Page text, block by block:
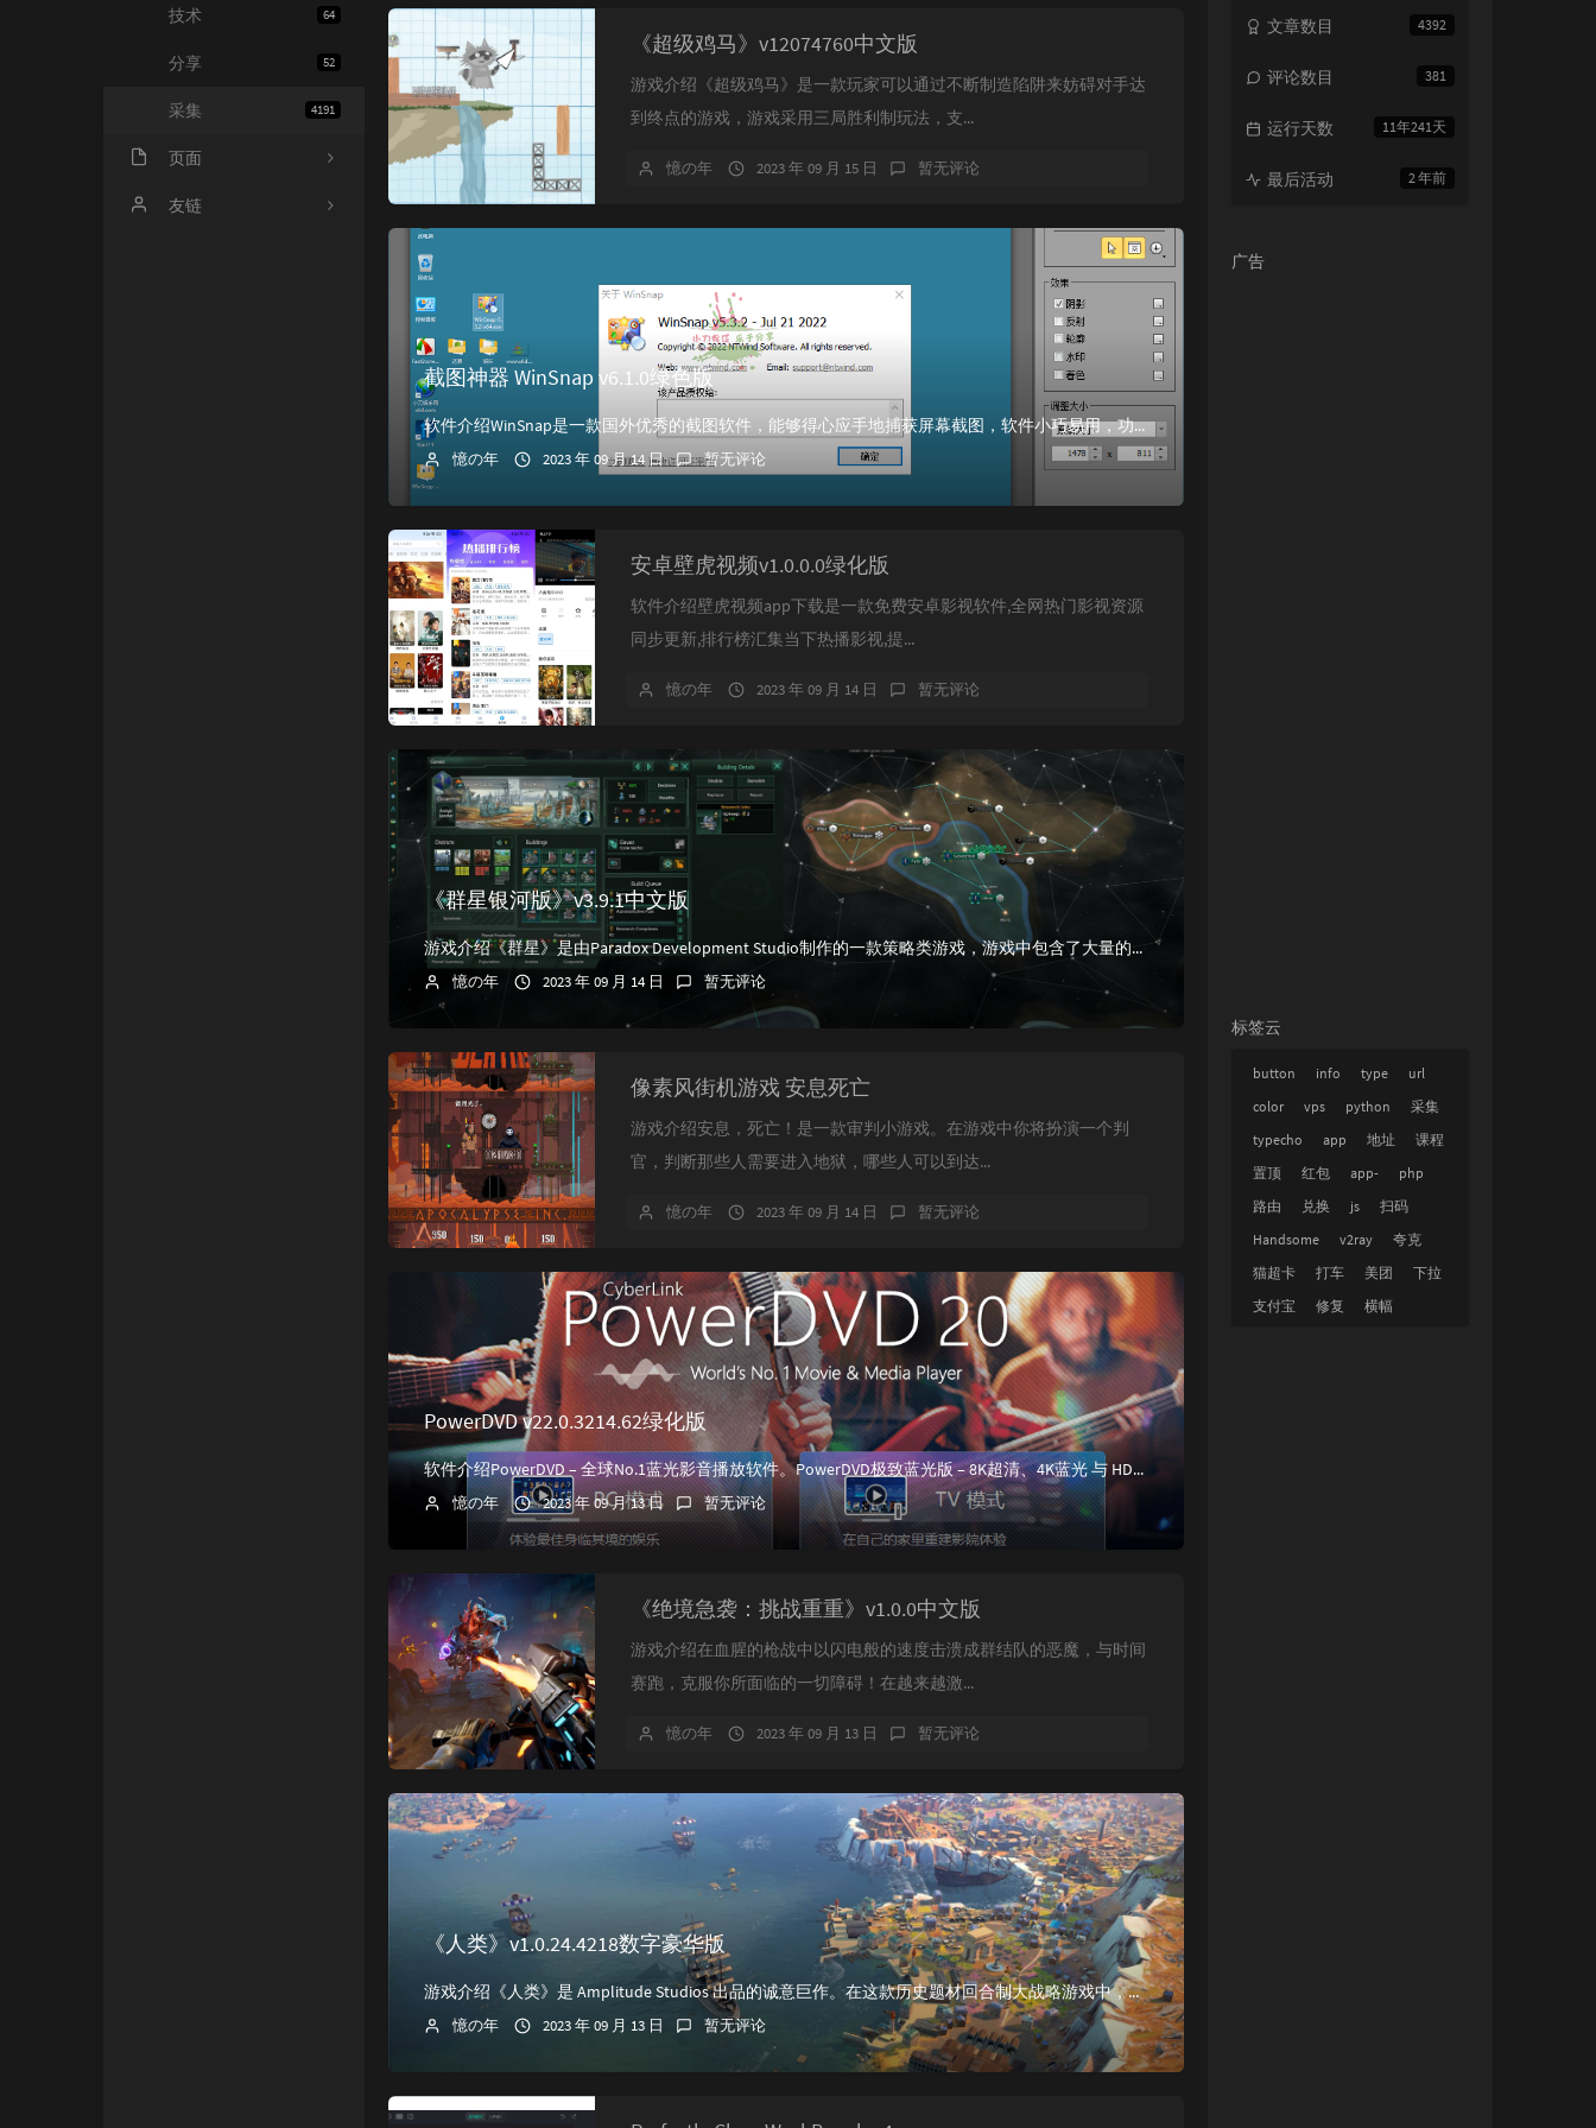
64
技术
52
分享
4191
采集
页面
会员中心
友链
《超级鸡马》v12074760中文版
游戏介绍《超级鸡马》是一款玩家可以通过不断制造陷阱来妨碍对手达
到终点的游戏，游戏采用三局胜利制玩法，支...
憶の年 2023 年 09 月 15 日 暂无评论
截图神器 WinSnap v6.1.0绿色版
软件介绍WinSnap是一款国外优秀的截图软件，能够得心应手地捕获屏幕截图，软件小巧易用，功能一点不弱。WinSnap提供了多种截图方式，包括全屏、应用...
憶の年 2023 年 09 月 14 日 暂无评论
安卓壁虎视频v1.0.0.0绿化版
软件介绍壁虎视频app下载是一款免费安卓影视软件,全网热门影视资源
同步更新,排行榜汇集当下热播影视,提...
憶の年 2023 年 09 月 14 日 暂无评论
《群星银河版》v3.9.1中文版
游戏介绍《群星》是由Paradox Development Studio制作的一款策略类游戏，游戏中包含了大量的外星种族和紧凑的游戏剧情，本作是以《钢铁...
憶の年 2023 年 09 月 14 日 暂无评论
像素风街机游戏 安息死亡
游戏介绍安息，死亡！是一款审判小游戏。在游戏中你将扮演一个判
官，判断那些人需要进入地狱，哪些人可以到达...
憶の年 2023 年 09 月 14 日 暂无评论
PowerDVD v22.0.3214.62绿化版
软件介绍PowerDVD – 全球No.1蓝光影音播放软件。PowerDVD极致蓝光版 – 8K超清、4K蓝光 与 HDR影像及VR 360 影片播放软...
憶の年 2023 年 09 月 13 日 暂无评论
《绝境急袭：挑战重重》v1.0.0中文版
游戏介绍在血腥的枪战中以闪电般的速度击溃成群结队的恶魔，与时间
赛跑，克服你所面临的一切障碍！在越来越激...
憶の年 2023 年 09 月 13 日 暂无评论
《人类》v1.0.24.4218数字豪华版
游戏介绍《人类》是 Amplitude Studios 出品的诚意巨作。在这款历史题材回合制大战略游戏中，你将重新谱写全人类的发展叙事，融合各种文化、历...
憶の年 2023 年 09 月 13 日 暂无评论
4392
文章数目
381
评论数目
11年241天
运行天数
2 年前
最后活动
广告
标签云
button info type
url
color
vps python
采集
typecho
app 地址
课程
置顶
红包 app-
php
路由
兑换 js
扫码
Handsome
v2ray
夸克
猫超卡
打车 美团
下拉
支付宝
修复 横幅